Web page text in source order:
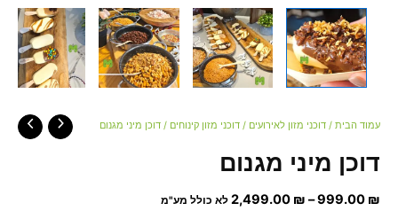
עמוד הבית / דוכני מזון לאירועים / דוכני מזון קינוחים / דוכן מיני מגנום
דוכן מיני מגנום
999.00 ₪
–
2,499.00 ₪ לא כולל מע"מ